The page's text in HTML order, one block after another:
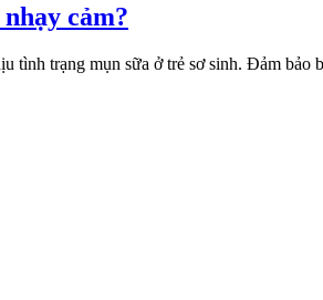
cảm?
tình trạng mụn sữa ở trẻ sơ sinh. Đảm bảo